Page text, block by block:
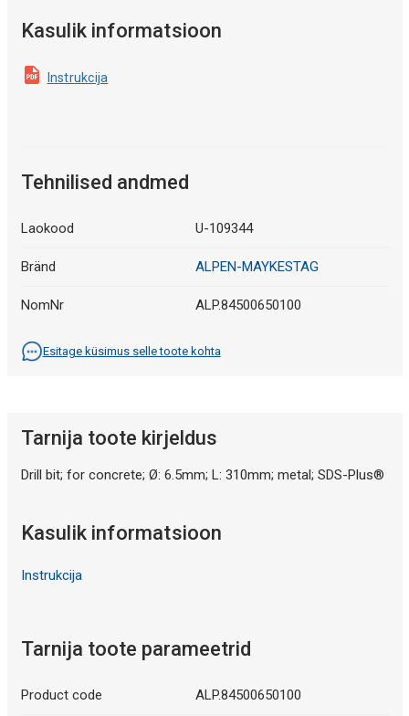
Kasulik informatsioon
Instrukcija
Tehnilised andmed
Laokood U-109344
Bränd ALPEN-MAYKESTAG
NomNr ALP.84500650100
Esitage küsimus selle toote kohta
Tarnija toote kirjeldus
Drill bit; for concrete; Ø: 6.5mm; L: 310mm; metal; SDS-Plus®
Kasulik informatsioon
Instrukcija
Tarnija toote parameetrid
Product code ALP.84500650100